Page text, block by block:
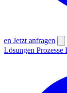
en Jetzt anfragen
Lösungen Prozesse